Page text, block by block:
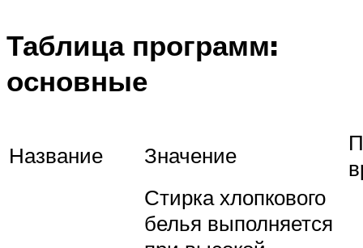
Таблица программ:
основные
Название Значение
Стирка хлопкового
белья выполняется